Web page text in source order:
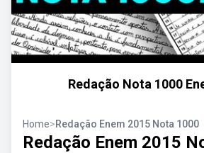
Redação Nota 1000
Home>Redação Enem 2015 Nota 1000
Redação Enem 2015